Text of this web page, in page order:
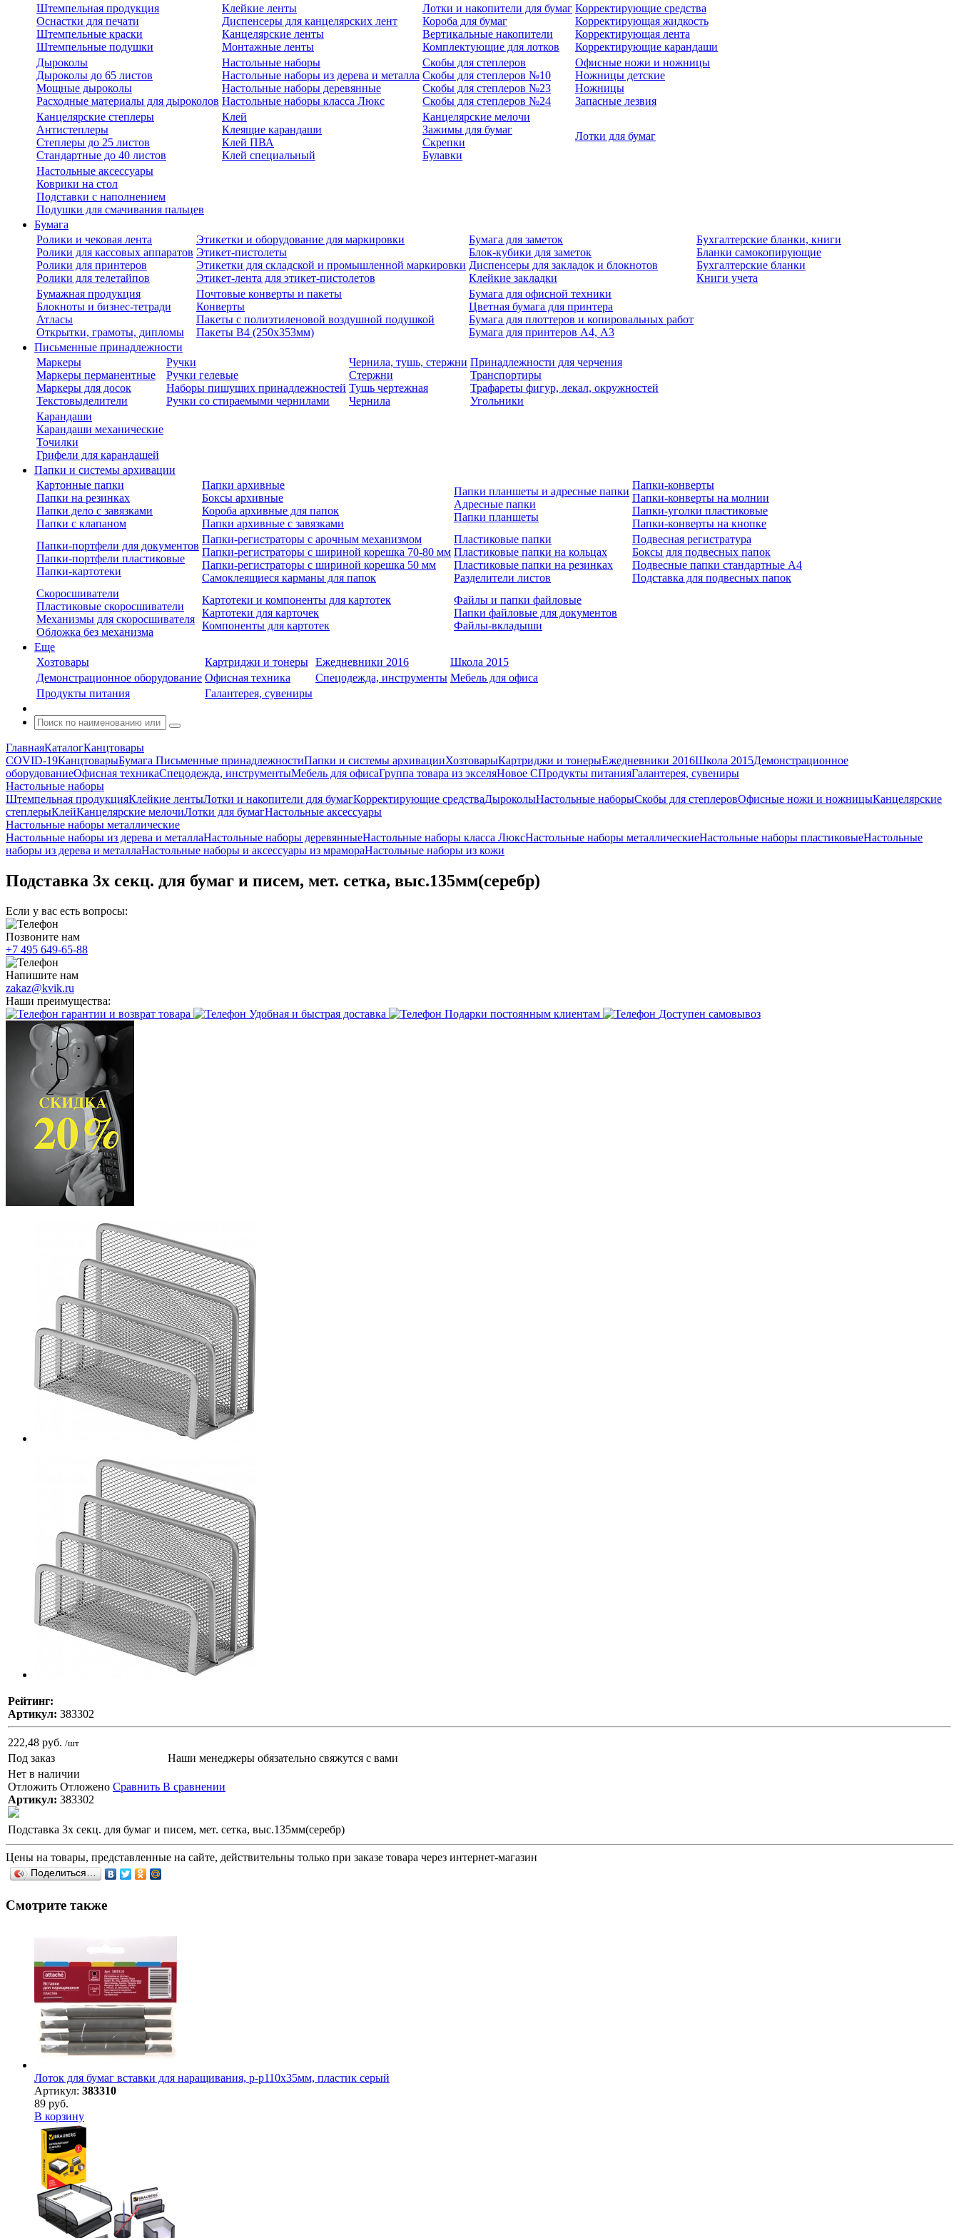
Штемпельная продукция
Оснастки для печати
Штемпельные краски
Штемпельные подушки
Клейкие ленты
Диспенсеры для канцелярских лент
Канцелярские ленты
Монтажные ленты
Лотки и накопители для бумаг
Короба для бумаг
Вертикальные накопители
Комплектующие для лотков
Корректирующие средства
Корректирующая жидкость
Корректирующая лента
Корректирующие карандаши
Дыроколы
Дыроколы до 65 листов
Мощные дыроколы
Расходные материалы для дыроколов
Настольные наборы
Настольные наборы из дерева и металла
Настольные наборы деревянные
Настольные наборы класса Люкс
Скобы для степлеров
Скобы для степлеров №10
Скобы для степлеров №23
Скобы для степлеров №24
Офисные ножи и ножницы
Ножницы детские
Ножницы
Запасные лезвия
Канцелярские степлеры
Антистеплеры
Степлеры до 25 листов
Стандартные до 40 листов
Клей
Клеящие карандаши
Клей ПВА
Клей специальный
Канцелярские мелочи
Зажимы для бумаг
Скрепки
Булавки
Лотки для бумаг
Настольные аксессуары
Коврики на стол
Подставки с наполнением
Подушки для смачивания пальцев
Бумага
Ролики и чековая лента
Ролики для кассовых аппаратов
Ролики для принтеров
Ролики для телетайпов
Этикетки и оборудование для маркировки
Этикет-пистолеты
Этикетки для складской и промышленной маркировки
Этикет-лента для этикет-пистолетов
Бумага для заметок
Блок-кубики для заметок
Диспенсеры для закладок и блокнотов
Клейкие закладки
Бухгалтерские бланки, книги
Бланки самокопирующие
Бухгалтерские бланки
Книги учета
Бумажная продукция
Блокноты и бизнес-тетради
Атласы
Открытки, грамоты, дипломы
Почтовые конверты и пакеты
Конверты
Пакеты с полиэтиленовой воздушной подушкой
Пакеты В4 (250х353мм)
Бумага для офисной техники
Цветная бумага для принтера
Бумага для плоттеров и копировальных работ
Бумага для принтеров А4, А3
Письменные принадлежности
Маркеры
Маркеры перманентные
Маркеры для досок
Текстовыделители
Ручки
Ручки гелевые
Наборы пишущих принадлежностей
Ручки со стираемыми чернилами
Чернила, тушь, стержни
Стержни
Тушь чертежная
Чернила
Принадлежности для черчения
Транспортиры
Трафареты фигур, лекал, окружностей
Угольники
Карандаши
Карандаши механические
Точилки
Грифели для карандашей
Папки и системы архивации
Картонные папки
Папки на резинках
Папки дело с завязками
Папки с клапаном
Папки архивные
Боксы архивные
Короба архивные для папок
Папки архивные с завязками
Папки планшеты и адресные папки
Адресные папки
Папки планшеты
Папки-конверты
Папки-конверты на молнии
Папки-уголки пластиковые
Папки-конверты на кнопке
Папки-портфели для документов
Папки-портфели пластиковые
Папки-картотеки
Папки-регистраторы с арочным механизмом
Папки-регистраторы с шириной корешка 70-80 мм
Папки-регистраторы с шириной корешка 50 мм
Самоклеящиеся карманы для папок
Пластиковые папки
Пластиковые папки на кольцах
Пластиковые папки на резинках
Разделители листов
Подвесная регистратура
Боксы для подвесных папок
Подвесные папки стандартные А4
Подставка для подвесных папок
Скоросшиватели
Пластиковые скоросшиватели
Механизмы для скоросшивателя
Обложка без механизма
Картотеки и компоненты для картотек
Картотеки для карточек
Компоненты для картотек
Файлы и папки файловые
Папки файловые для документов
Файлы-вкладыши
Еще
Хозтовары
Картриджи и тонеры Ежедневники 2016
Школа 2015
Демонстрационное оборудование Офисная техника Спецодежда, инструменты Мебель для офиса
Продукты питания
Галантерея, сувениры
ГлавнаяКаталогКанцтовары
COVID-19КанцтоварыБумага Письменные принадлежностиПапки и системы архивацииХозтоварыКартриджи и тонерыЕжедневники 2016Школа 2015Демонстрационное
оборудованиеОфисная техникаСпецодежда, инструментыМебель для офисаГруппа товара из экселяНовое СПродукты питанияГалантерея, сувениры
Настольные наборы
Штемпельная продукцияКлейкие лентыЛотки и накопители для бумагКорректирующие средстваДыроколыНастольные наборыСкобы для степлеровОфисные ножи и ножницыКанцелярские
степлерыКлейКанцелярские мелочиЛотки для бумагНастольные аксессуары
Настольные наборы металлические
Настольные наборы из дерева и металлаНастольные наборы деревянныеНастольные наборы класса ЛюксНастольные наборы металлическиеНастольные наборы пластиковыеНастольные
наборы из дерева и металлаНастольные наборы и аксессуары из мрамораНастольные наборы из кожи
Подставка 3х секц. для бумаг и писем, мет. сетка, выс.135мм(серебр)
Если у вас есть вопросы:
Позвоните нам
+7 495 649-65-88
Напишите нам
zakaz@kvik.ru
Наши преимущества:
гарантии и возврат товара
Удобная и быстрая доставка Подарки постоянным клиентам Доступен самовывоз
Рейтинг:
Артикул: 383302
222,48 руб. /шт
Под заказ
Наши менеджеры обязательно свяжутся с вами
Нет в наличии
Отложить Отложено Сравнить В сравнении
Артикул: 383302
Подставка 3х секц. для бумаг и писем, мет. сетка, выс.135мм(серебр)
Цены на товары, представленные на сайте, действительны только при заказе товара через интернет-магазин
Поделиться…
Смотрите также
Лоток для бумаг вставки для наращивания, р-р110х35мм, пластик серый
Артикул: 383310
89 руб.
В корзину